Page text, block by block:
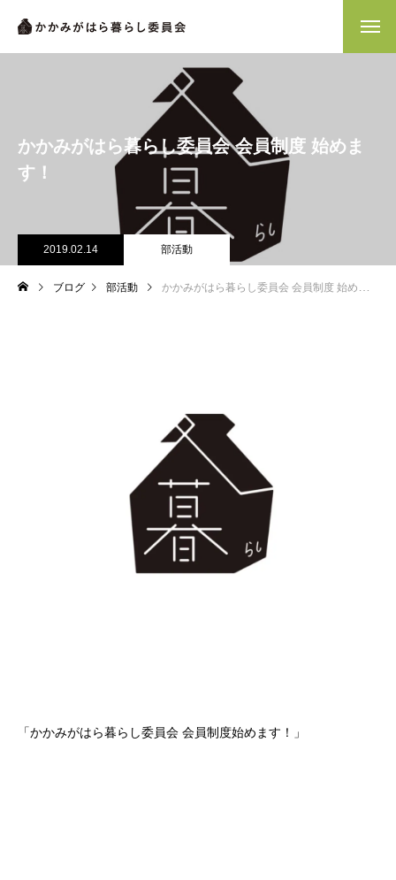
かかみがはら暮らし委員会 会員制度 始めま
す！
2019.02.14 部活動
ブログ 部活動 かかみがはら暮らし委員会 会員制度 始めます！
「かかみがはら暮らし委員会 会員制度始めます！」